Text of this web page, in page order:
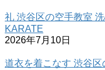
礼 渋谷区の空手教室
KARATE
2026年7月10日
道衣を着こなす 渋谷